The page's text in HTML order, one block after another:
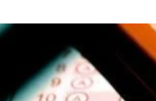
yeni uyarı: Sıcaklık, sağanak ve toz
yönetimine Kayyım atandı
delici gücü 'TOLUN P'den tam
günü yapılacak